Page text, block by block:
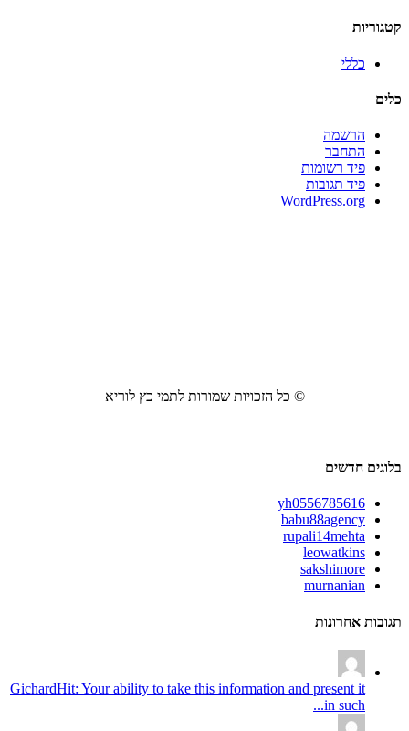
קטגוריות
כללי
כלים
הרשמה
התחבר
פיד רשומות
פיד תגובות
WordPress.org
© כל הזכויות שמורות לתמי כץ לוריא
בלוגים חדשים
yh0556785616
babu88agency
rupali14mehta
leowatkins
sakshimore
murnanian
תגובות אחרונות
GichardHit: Your ability to take this information and present it
in such...